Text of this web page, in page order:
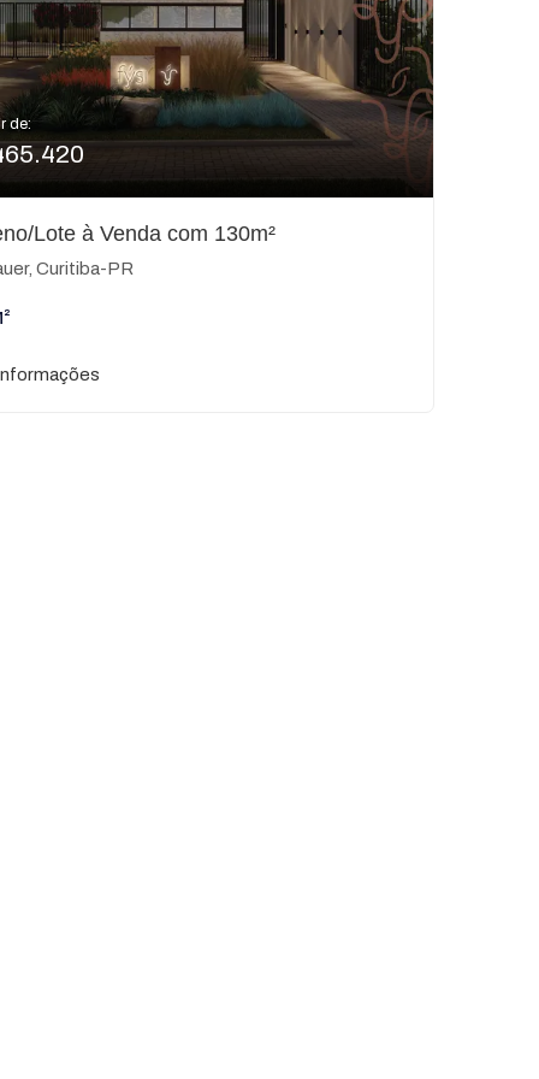
de:
Lote à Venda com 130m²
Curitiba-PR